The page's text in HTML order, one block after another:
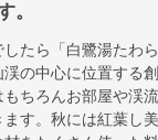
。
たら「白鷺湯たわ
渓の中心に位置する
ちろんお部屋や渓
ます。秋には紅葉し